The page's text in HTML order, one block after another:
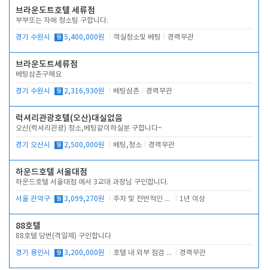
브라운도트호텔 세류점
부부또는 자매 청소팀 구합니다.
경기 수원시 월 5,400,000원 객실청소및 베팅 경력무관
브라운도트세류점
베팅삼촌구해요
경기 수원시 월 2,316,930원 베팅삼촌 경력무관
럭셔리관광호텔(오산)대실없음
오산(럭셔리관광) 청소,베팅같이하실분 구합니다~
경기 오산시 월 2,500,000원 베팅,청소 경력무관
하운드호텔 서울대점
하운드호텔 서울대점 에서 3교대 과장님 구인합니다.
서울 관악구 월 3,099,270원 주차 및 전반적인 당번업무 1년 이상
88호텔
88호텔 당번(격일제) 구인합니다
경기 용인시 월 3,200,000원 호텔 내 외부 점검 및 프런트 운영 경력무관